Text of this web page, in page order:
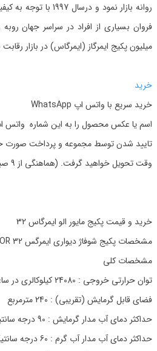
روانه بازار نمود و
فروان بسیاری از افراد در سراسر جهان
میلیون پکیج ایمرگاز (ایمرگاس) در بازار
خرید
خرید سریع با واتس اپ WhatsApp
اسم یا عکس محصول را به این شماره واتس
تایید شدن توسط مجموعه و پرداخت صورت
وقت تحویل خواهید گرفت. (هماهنگی از 9 صبح الی 6 عصر )
خرید و قیمت پکیج مایور الو ایمرگاس 32
مشخصات پکیج شوفاژ دیواری ایمرگس EOLO MAIOR 32
مشخصات کلی
توان حرارتی خروجی : 24080 کیلوکالری در ساعت
فضای قابل گرمایش (تقریبی) : 240 مترمربع
حداکثر دمای آب مدار گرمایش : 90 درجه سانتیگراد
حداکثر دمای آب مدار آب گرم : 60 درجه سانتیگراد